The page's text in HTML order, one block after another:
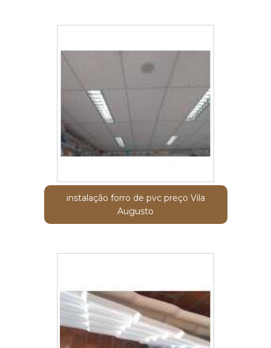
instalação forro de pvc preço Vila
Augusto